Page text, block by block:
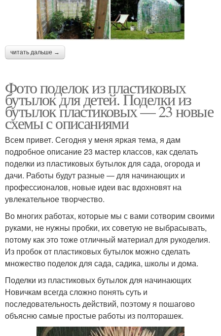
читать дальше →
Фото поделок из пластиковых
бутылок для детей. Поделки из
бутылок пластиковых — 23 новые
схемы с описаниями
Всем привет. Сегодня у меня яркая тема, я дам
подробное описание 23 мастер классов, как сделать
поделки из пластиковых бутылок для сада, огорода и
дачи. Работы будут разные — для начинающих и
профессионалов, новые идеи вас вдохновят на
увлекательное творчество.
Во многих работах, которые мы с вами сотворим своими
руками, не нужны пробки, их советую не выбрасывать,
потому как это тоже отличный материал для рукоделия.
Из пробок от пластиковых бутылок можно сделать
множество поделок для сада, садика, школы и дома.
Поделки из пластиковых бутылок для начинающих
Новичкам всегда сложно понять суть и
последовательность действий, поэтому я пошагово
объясню самые простые работы из полторашек.